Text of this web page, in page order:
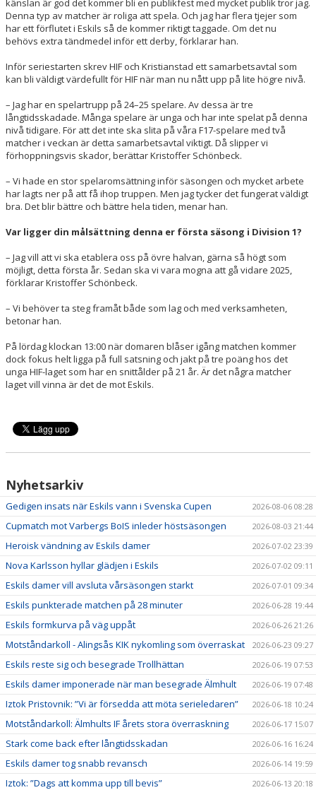
känslan är god det kommer bli en publikfest med mycket publik tror jag.
Denna typ av matcher är roliga att spela. Och jag har flera tjejer som
har ett förflutet i Eskils så de kommer riktigt taggade. Om det nu
behövs extra tändmedel inför ett derby, förklarar han.
Inför seriestarten skrev HIF och Kristianstad ett samarbetsavtal som
kan bli väldigt värdefullt för HIF när man nu nått upp på lite högre nivå.
– Jag har en spelartrupp på 24–25 spelare. Av dessa är tre
långtidsskadade. Många spelare är unga och har inte spelat på denna
nivå tidigare. För att det inte ska slita på våra F17-spelare med två
matcher i veckan är detta samarbetsavtal viktigt. Då slipper vi
förhoppningsvis skador, berättar Kristoffer Schönbeck.
– Vi hade en stor spelaromsättning inför säsongen och mycket arbete
har lagts ner på att få ihop truppen. Men jag tycker det fungerat väldigt
bra. Det blir bättre och bättre hela tiden, menar han.
Var ligger din målsättning denna er första säsong i Division 1?
– Jag vill att vi ska etablera oss på övre halvan, gärna så högt som
möjligt, detta första år. Sedan ska vi vara mogna att gå vidare 2025,
förklarar Kristoffer Schönbeck.
– Vi behöver ta steg framåt både som lag och med verksamheten,
betonar han.
På lördag klockan 13:00 när domaren blåser igång matchen kommer
dock fokus helt ligga på full satsning och jakt på tre poäng hos det
unga HIF-laget som har en snittålder på 21 år. Är det några matcher
laget vill vinna är det de mot Eskils.
Nyhetsarkiv
Gedigen insats när Eskils vann i Svenska Cupen 2026-08-06 08:28
Cupmatch mot Varbergs BoIS inleder höstsäsongen 2026-08-03 21:44
Heroisk vändning av Eskils damer 2026-07-02 23:39
Nova Karlsson hyllar glädjen i Eskils 2026-07-02 09:11
Eskils damer vill avsluta vårsäsongen starkt 2026-07-01 09:34
Eskils punkterade matchen på 28 minuter 2026-06-28 19:44
Eskils formkurva på väg uppåt 2026-06-26 21:26
Motståndarkoll - Alingsås KIK nykomling som överraskat 2026-06-23 09:27
Eskils reste sig och besegrade Trollhättan 2026-06-19 07:53
Eskils damer imponerade när man besegrade Älmhult 2026-06-19 07:48
Iztok Pristovnik: ”Vi är försedda att möta serieledaren” 2026-06-18 10:24
Motståndarkoll: Älmhults IF årets stora överraskning 2026-06-17 15:07
Stark come back efter långtidsskadan 2026-06-16 16:24
Eskils damer tog snabb revansch 2026-06-14 19:59
Iztok: ”Dags att komma upp till bevis” 2026-06-13 20:18